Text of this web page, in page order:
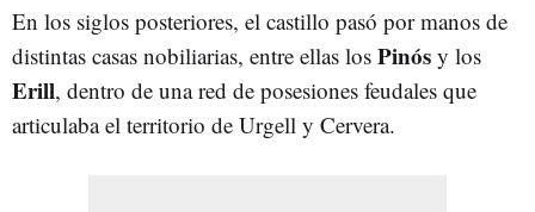
En los siglos posteriores, el castillo pasó por manos de
distintas casas nobiliarias, entre ellas los Pinós y los
Erill, dentro de una red de posesiones feudales que
articulaba el territorio de Urgell y Cervera.